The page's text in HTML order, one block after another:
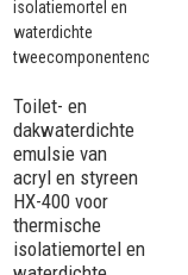
Toilet- en
dakwaterdichte
emulsie van
acryl en styreen
HX-400 voor
thermische
isolatiemortel en